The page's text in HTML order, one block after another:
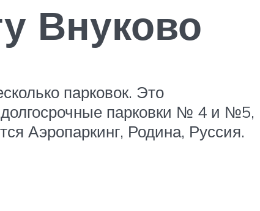
Внуково
парковок. Это
парковки № 4 и №5,
Аэропаркинг, Родина, Руссия.